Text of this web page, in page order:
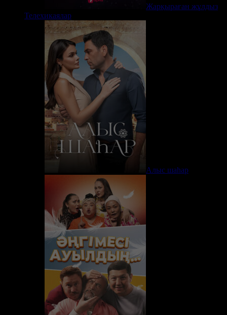
Жарқыраған жұлдыз
Телехикаялар
Алыс шаһар